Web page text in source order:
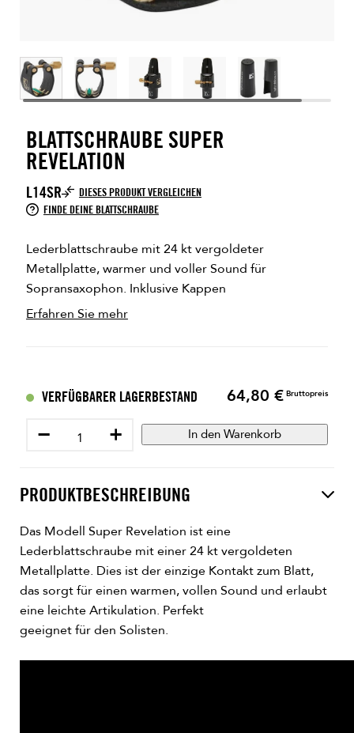
BLATTSCHRAUBE SUPER
REVELATION
L14SR
DIESES PRODUKT VERGLEICHEN
FINDE DEINE BLATTSCHRAUBE
Lederblattschraube mit 24 kt vergoldeter
Metallplatte, warmer und voller Sound für
Sopransaxophon. Inklusive Kappen
Erfahren Sie mehr
VERFÜGBARER LAGERBESTAND Preis
64,80 € Bruttopreis
− + In den Warenkorb
PRODUKTBESCHREIBUNG
Das Modell Super Revelation ist eine
Lederblattschraube mit einer 24 kt vergoldeten
Metallplatte. Dies ist der einzige Kontakt zum Blatt,
das sorgt für einen warmen, vollen Sound und erlaubt
eine leichte Artikulation. Perfekt
geeignet für den Solisten.